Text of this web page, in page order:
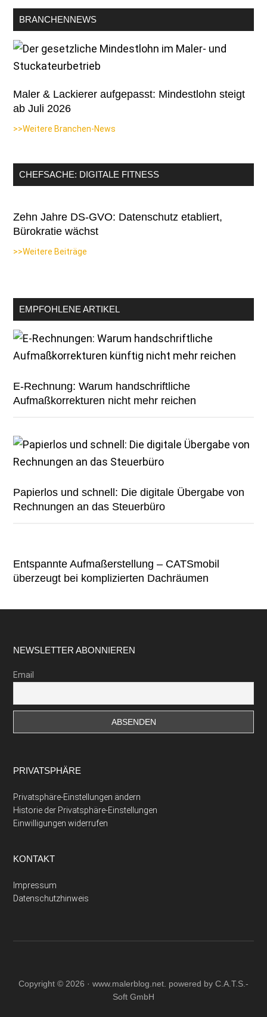
BRANCHENNEWS
Maler & Lackierer aufgepasst: Mindestlohn steigt
ab Juli 2026
>>Weitere Branchen-News
CHEFSACHE: DIGITALE FITNESS
Zehn Jahre DS-GVO: Datenschutz etabliert,
Bürokratie wächst
>>Weitere Beiträge
EMPFOHLENE ARTIKEL
E-Rechnung: Warum handschriftliche
Aufmaßkorrekturen nicht mehr reichen
Papierlos und schnell: Die digitale Übergabe von
Rechnungen an das Steuerbüro
Entspannte Aufmaßerstellung – CATSmobil
überzeugt bei komplizierten Dachräumen
Footer
NEWSLETTER ABONNIEREN
Email
PRIVATSPHÄRE
Privatsphäre-Einstellungen ändern
Historie der Privatsphäre-Einstellungen
Einwilligungen widerrufen
KONTAKT
Impressum
Datenschutzhinweis
Copyright © 2026 · www.malerblog.net . powered by C.A.T.S.-
Soft GmbH